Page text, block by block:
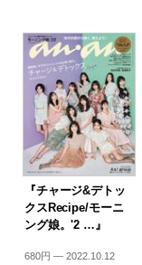
『チャージ&デトッ
クスRecipe/モーニ
ング娘。'2 …』
680円 — 2022.10.12